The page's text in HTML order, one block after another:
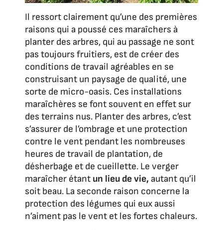
Il ressort clairement qu’une des premières
raisons qui a poussé ces maraîchers à
planter des arbres, qui au passage ne sont
pas toujours fruitiers, est de créer des
conditions de travail agréables en se
construisant un paysage de qualité, une
sorte de micro-oasis. Ces installations
maraîchères se font souvent en effet sur
des terrains nus. Planter des arbres, c’est
s’assurer de l’ombrage et une protection
contre le vent pendant les nombreuses
heures de travail de plantation, de
désherbage et de cueillette. Le verger
maraîcher étant un lieu de vie, autant qu’il
soit beau. La seconde raison concerne la
protection des légumes qui eux aussi
n’aiment pas le vent et les fortes chaleurs.